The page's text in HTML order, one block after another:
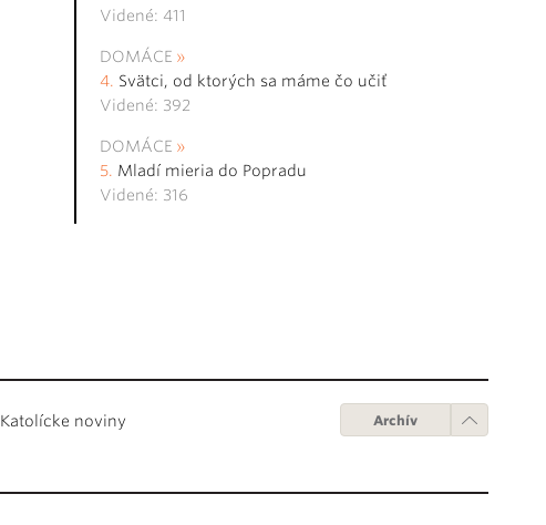
Videné: 411
DOMÁCE
Svätci, od ktorých sa máme čo učiť
Videné: 392
DOMÁCE
Mladí mieria do Popradu
Videné: 316
noviny Archív